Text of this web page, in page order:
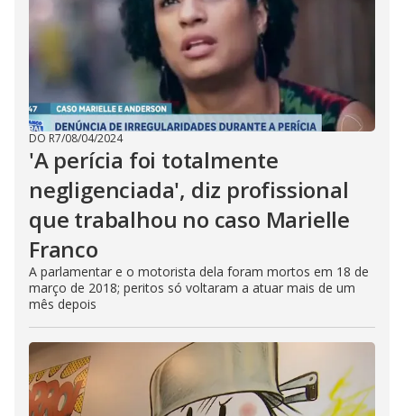
DO R7/08/04/2024
'A perícia foi totalmente
negligenciada', diz profissional
que trabalhou no caso Marielle
Franco
A parlamentar e o motorista dela foram mortos em 18 de
março de 2018; peritos só voltaram a atuar mais de um
mês depois